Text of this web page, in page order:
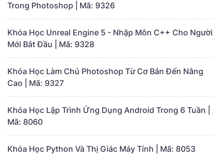
Trong Photoshop | Mã: 9326
Khóa Học Unreal Engine 5 - Nhập Môn C++ Cho Người
Mới Bắt Đầu | Mã: 9328
Khóa Học Làm Chủ Photoshop Từ Cơ Bản Đến Nâng
Cao | Mã: 9327
Khóa Học Lập Trình Ứng Dụng Android Trong 6 Tuần |
Mã: 8060
Khóa Học Python Và Thị Giác Máy Tính | Mã: 8053